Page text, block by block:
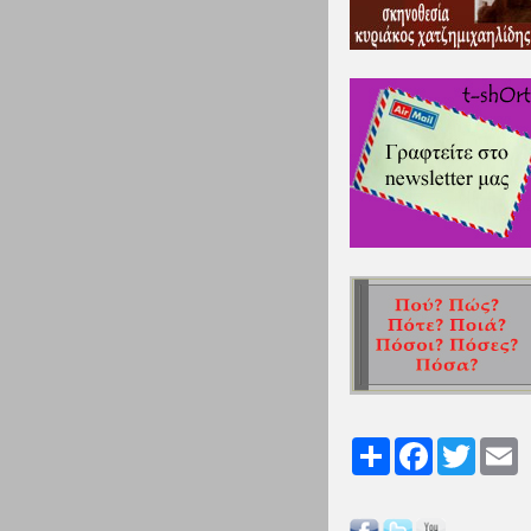
Share FacebookTwitter